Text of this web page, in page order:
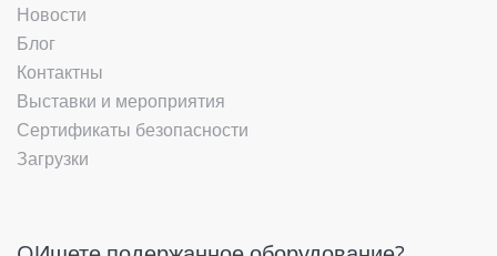
Новости
Блог
Контактны
Выставки и мероприятия
Сертификаты безопасности
Загрузки